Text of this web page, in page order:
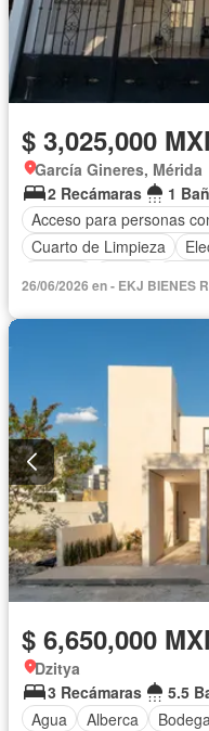
$ 3,025,000
García Gineres, Mérida
2 Recámaras
1
Acceso para personas
Cuarto de Limpieza
26/06/2026 en - EKJ BIENES
$ 6,650,000
Dzitya
3 Recámaras
5.5
Agua
Alberca Bodega